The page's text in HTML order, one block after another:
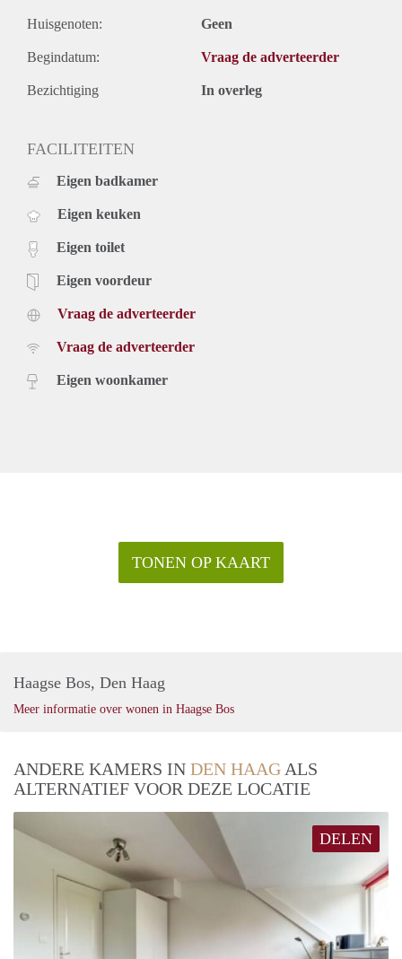
Huisgenoten: Geen
Begindatum: Vraag de adverteerder
Bezichtiging In overleg
FACILITEITEN
Eigen badkamer
Eigen keuken
Eigen toilet
Eigen voordeur
Vraag de adverteerder
Vraag de adverteerder
Eigen woonkamer
TONEN OP KAART
Haagse Bos, Den Haag
Meer informatie over wonen in Haagse Bos
ANDERE KAMERS IN DEN HAAGALS
ALTERNATIEF VOOR DEZE LOCATIE
DELEN